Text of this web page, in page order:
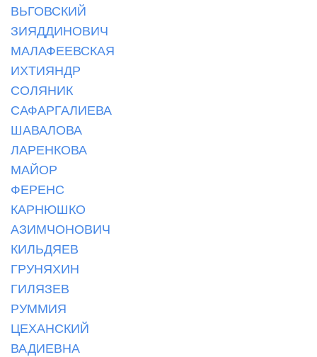
ВЬГОВСКИЙ
ЗИЯДДИНОВИЧ
МАЛАФЕЕВСКАЯ
ИХТИЯНДР
СОЛЯНИК
САФАРГАЛИЕВА
ШАВАЛОВА
ЛАРЕНКОВА
МАЙОР
ФЕРЕНС
КАРНЮШКО
АЗИМЧОНОВИЧ
КИЛЬДЯЕВ
ГРУНЯХИН
ГИЛЯЗЕВ
РУММИЯ
ЦЕХАНСКИЙ
ВАДИЕВНА